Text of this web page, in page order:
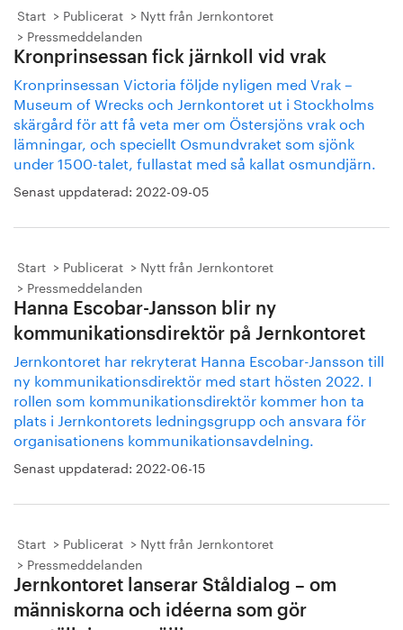
Start Publicerat
Nytt från Jernkontoret
Pressmeddelanden
Kronprinsessan fick järnkoll vid vrak
Kronprinsessan Victoria följde nyligen med Vrak –
Museum of Wrecks och Jernkontoret ut i Stockholms
skärgård för att få veta mer om Östersjöns vrak och
lämningar, och speciellt Osmundvraket som sjönk
under 1500-talet, fullastat med så kallat osmundjärn.
Senast uppdaterad: 2022-09-05
Start Publicerat
Nytt från Jernkontoret
Pressmeddelanden
Hanna Escobar-Jansson blir ny
kommunikationsdirektör på Jernkontoret
Jernkontoret har rekryterat Hanna Escobar-Jansson till
ny kommunikationsdirektör med start hösten 2022. I
rollen som kommunikationsdirektör kommer hon ta
plats i Jernkontorets ledningsgrupp och ansvara för
organisationens kommunikationsavdelning.
Senast uppdaterad: 2022-06-15
Start Publicerat
Nytt från Jernkontoret
Pressmeddelanden
Jernkontoret lanserar Ståldialog – om
människorna och idéerna som gör